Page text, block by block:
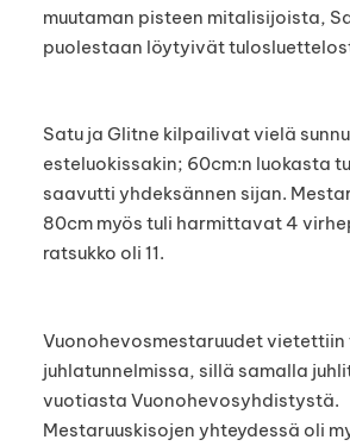
muutaman pisteen mitalisijoista,
puolestaan löytyivät
Satu ja Glitne kilpailivat vielä
esteluokissakin; 60cm:n luokasta
saavutti yhdeksännen sijan.
80cm myös tuli harmittavat 4
ratsukko oli 11.
Vuonohevosmestaruudet vietettiin
juhlatunnelmissa, sillä samalla
vuotiasta Vuonohevosyhdistystä.
Mestaruuskisojen yhteydessä oli